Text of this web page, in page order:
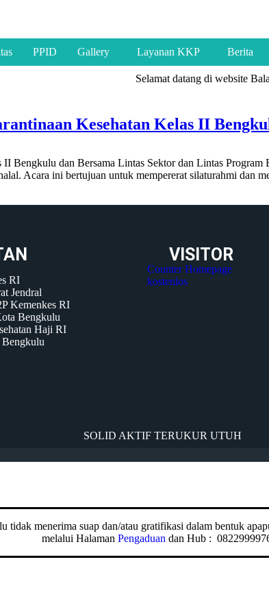
PPID Gallery Layanan KKP Berita
Selamat datang di website
Kesehatan Kelas II
Bengkulu dan Bersama Lintas Sektor dan Lintas
Acara ini bertujuan untuk mempererat silaturahmi dan
RI
Jendral
Kemenkes RI
Bengkulu
Haji RI
Bengkulu
VISITOR
Counter Homepage
kostenlos
SOLID AKTIF TERUKUR UTUH
menerima suap dan/atau gratifikasi dalam bentuk
melalui Halaman Pengaduan dan Hub :